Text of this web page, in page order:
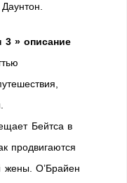
3 » описание
Бейтса в
продвигаются
жены. О’Брайен